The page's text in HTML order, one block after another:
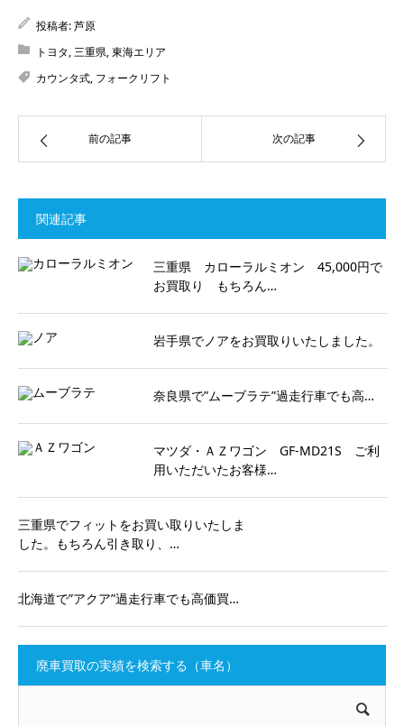
投稿者:芦原
トヨタ,三重県,東海エリア
カウンタ式, フォークリフト
前の記事 次の記事
関連記事
三重県 カローラルミオン 45,000円で
お買取り もちろん…
岩手県でノアをお買取りいたしました。
奈良県で”ムーブラテ”過走行車でも高…
マツダ・ＡＺワゴン GF-MD21S ご利
用いただいたお客様…
三重県でフィットをお買い取りいたしま
した。もちろん引き取り、…
北海道で”アクア”過走行車でも高価買…
廃車買取の実績を検索する（車名）